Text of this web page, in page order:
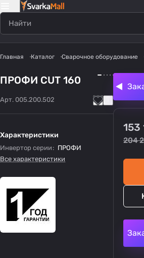
Главная Каталог Сварочное оборудование
ПРОФИ CUT 160
Арт. 005.200.502
Характеристики
Инвертор серии : ПРОФИ
Все характеристики
153
204